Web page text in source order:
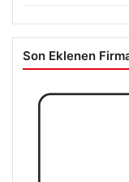
Son Eklenen